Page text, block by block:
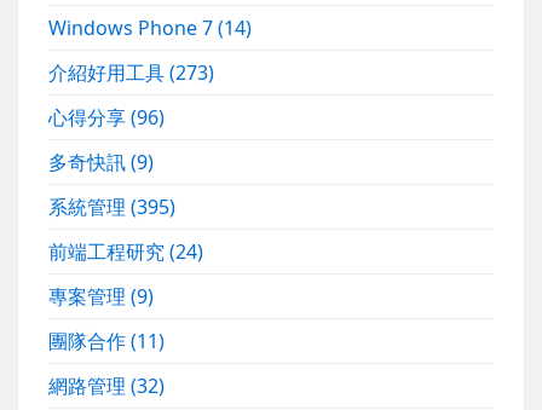
Windows Phone 7(14)
介紹好用工具(273)
心得分享(96)
多奇快訊(9)
系統管理(395)
前端工程研究(24)
專案管理(9)
團隊合作(11)
網路管理(32)